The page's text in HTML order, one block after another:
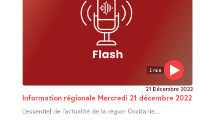
2 min
21 Décembre 2022
Information régionale Mercredi 21 décembre 2022
L’essentiel de l’actualité de la région Occitanie...